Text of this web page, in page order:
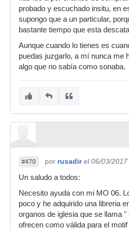
probado y escuchado insitu, en
supongo que a un particular,
bastante tiempo que esta
Aunque cuando lo tienes es
puedas juzgarlo, a mí nunca me
algo que no sabía como sonaba.
#470 por rusadir el 06/03/2017
Un saludo a todos:
Necesito ayuda con mi MO 06.
poco y he adquirido una libreria
organos de iglesia que se llama
ofrecen como válida para el